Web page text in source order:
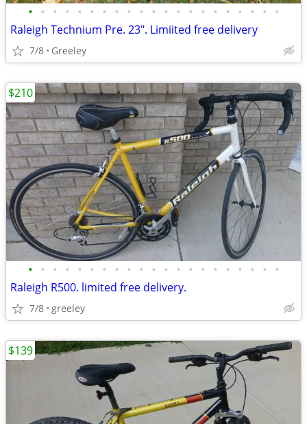
• • • • • • • • • • • • • • • • • • • • •
Raleigh Technium Pre. 23". Limiited free delivery
7/8 Greeley
• • • • • • • • • • • • • • • • • • • • •
Raleigh R500. limited free delivery.
7/8 greeley
$210
$139